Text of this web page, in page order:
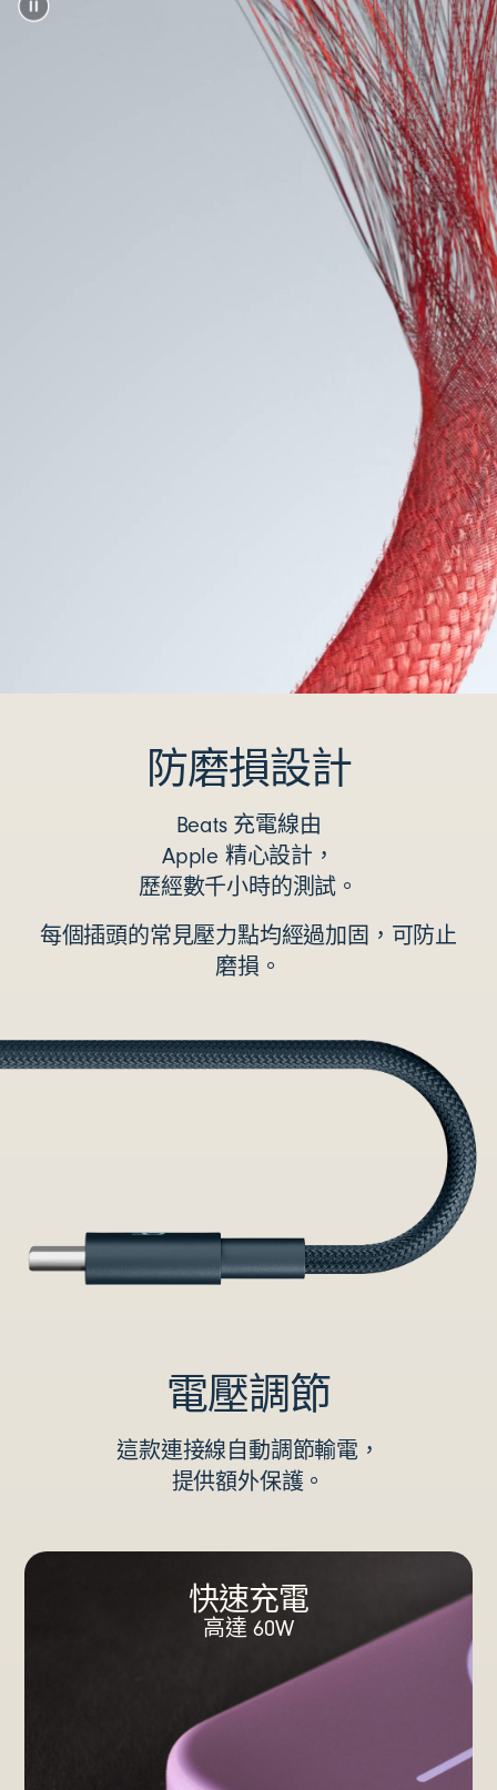
防磨損設計
Beats 充電線由
Apple 精心設計，
歷經數千小時的測試。
每個插頭的常見壓力點均經過加固，可防止
磨損。
電壓調節
這款連接線自動調節輸電，
提供額外保護。
快速充電
高達 60W